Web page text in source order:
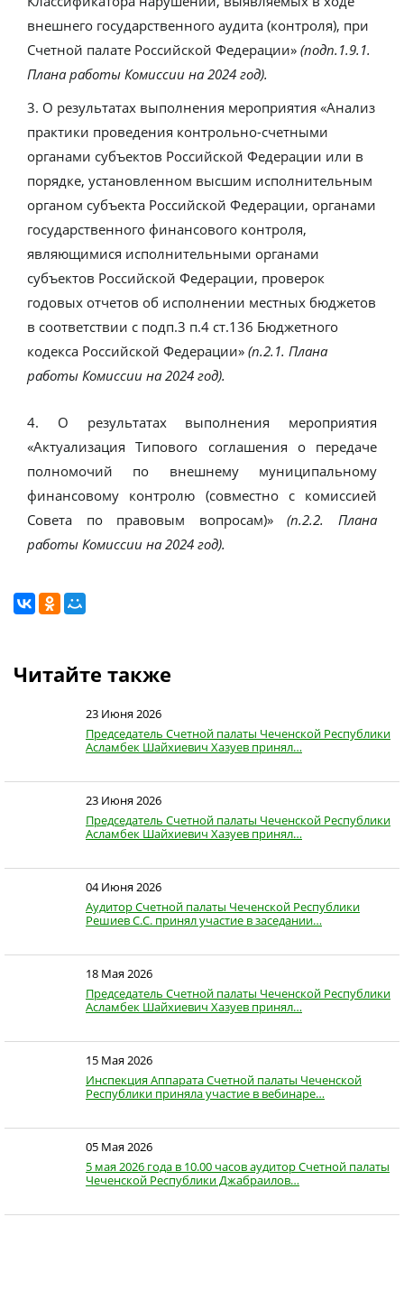
внешнего государственного аудита (контроля), при
Счетной палате Российской Федерации» (подп.1.9.1.
Плана работы Комиссии на 2024 год).
3. О результатах выполнения мероприятия «Анализ
практики проведения контрольно-счетными
органами субъектов Российской Федерации или в
порядке, установленном высшим исполнительным
органом субъекта Российской Федерации, органами
государственного финансового контроля,
являющимися исполнительными органами
субъектов Российской Федерации, проверок
годовых отчетов об исполнении местных бюджетов
в соответствии с подп.3 п.4 ст.136 Бюджетного
кодекса Российской Федерации» (п.2.1. Плана
работы Комиссии на 2024 год).
4. О результатах выполнения мероприятия
«Актуализация Типового соглашения о передаче
полномочий по внешнему муниципальному
финансовому контролю (совместно с комиссией
Совета по правовым вопросам)»(п.2.2. Плана
работы Комиссии на 2024 год).
Читайте также
23 Июня 2026
Председатель Счетной палаты Чеченской Республики
Асламбек Шайхиевич Хазуев принял…
23 Июня 2026
Председатель Счетной палаты Чеченской Республики
Асламбек Шайхиевич Хазуев принял…
04 Июня 2026
Аудитор Счетной палаты Чеченской Республики
Решиев С.С. принял участие в заседании…
18 Мая 2026
Председатель Счетной палаты Чеченской Республики
Асламбек Шайхиевич Хазуев принял…
15 Мая 2026
Инспекция Аппарата Счетной палаты Чеченской
Республики приняла участие в вебинаре…
05 Мая 2026
5 мая 2026 года в 10.00 часов аудитор Счетной палаты
Чеченской Республики Джабраилов…